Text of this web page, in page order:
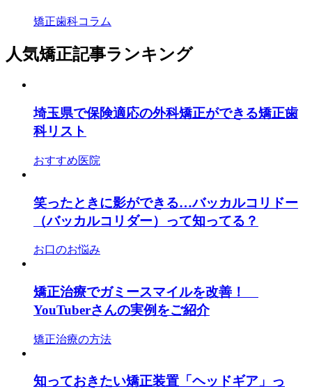
矯正歯科コラム
人気矯正記事ランキング
埼玉県で保険適応の外科矯正ができる矯正歯
科リスト
おすすめ医院
笑ったときに影ができる…バッカルコリドー
（バッカルコリダー）って知ってる？
お口のお悩み
矯正治療でガミースマイルを改善！
YouTuberさんの実例をご紹介
矯正治療の方法
知っておきたい矯正装置「ヘッドギア」っ